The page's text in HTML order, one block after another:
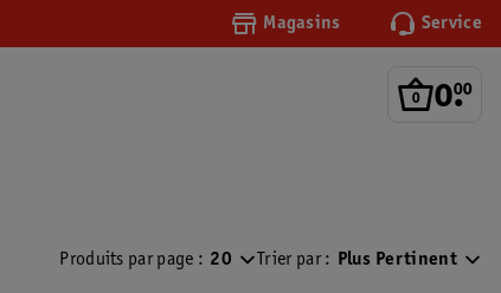
Magasins Service
0.
00
Produits par page : 20 Trier par : Plus Pertinent